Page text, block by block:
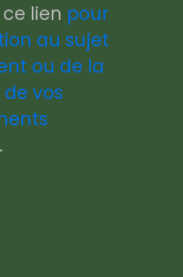
lien pour
au sujet
ou de la
vos
.